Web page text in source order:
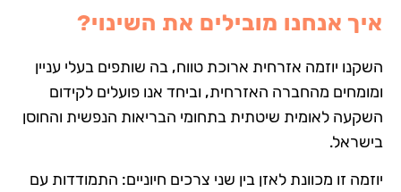
איך אנחנו מובילים את השינוי?
השקנו יוזמה אזרחית ארוכת טווח, בה שותפים בעלי עניין
ומומחים מהחברה האזרחית, וביחד אנו פועלים לקידום
השקעה לאומית שיטתית בתחומי הבריאות הנפשית והחוסן
בישראל.
יוזמה זו מכוונת לאזן בין שני צרכים חיוניים: התמודדות עם